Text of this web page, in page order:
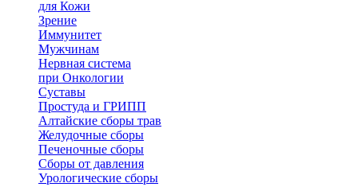
для Кожи
Зрение
Иммунитет
Мужчинам
Нервная система
при Онкологии
Суставы
Простуда и ГРИПП
Алтайские сборы трав
Желудочные сборы
Печеночные сборы
Сборы от давления
Урологические сборы